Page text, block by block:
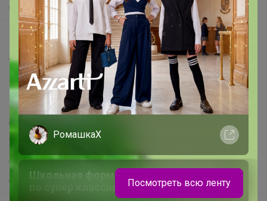
О нас
Все предложения
Анонсы
Новости
Поддержка альпак
Самое выгодное
Хиты продаж
Самое желанное
Самое быстрое
РомашкаХ
Школьная форма и одежда до 186 см
по супер классным ценамПосмотреть всю ленту